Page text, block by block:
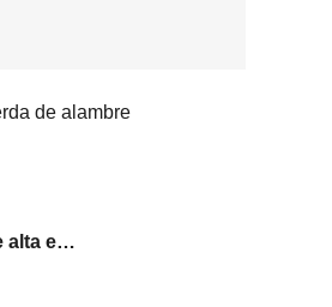
de alambre
Grúa de pórtico ajustable de alta eficiencia